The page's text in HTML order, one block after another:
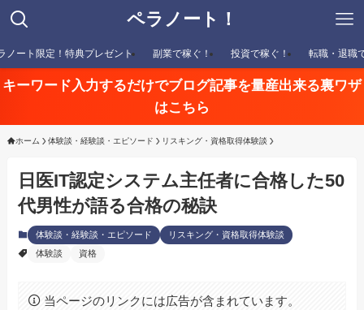
ペラノート！
ノート限定！特典プレゼント 副業で稼ぐ！ 投資で稼ぐ！ 転職・退職
キーワード入力するだけでブログ記事を量産出来る裏ワザ
はこちら
ホーム 体験談・経験談・エピソード リスキング・資格取得体験談
日医IT認定システム主任者に合格した50
代男性が語る合格の秘訣
体験談・経験談・エピソード
リスキング・資格取得体験談
体験談
資格
当ページのリンクには広告が含まれています。